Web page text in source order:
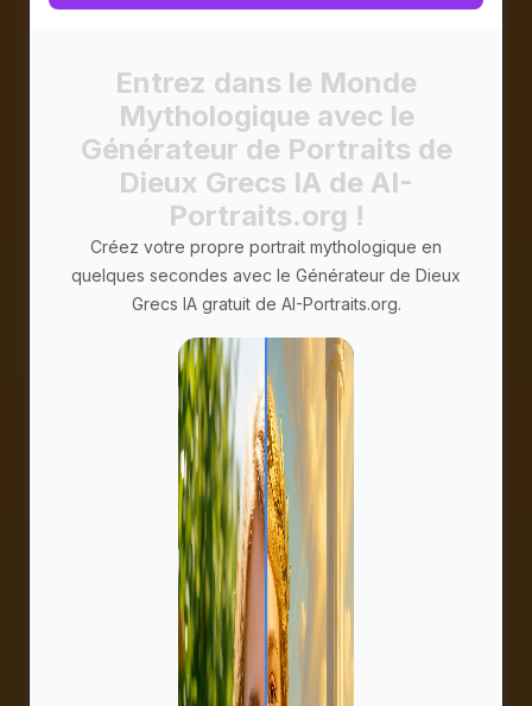
Entrez dans le Monde
Mythologique avec le
Générateur de Portraits de
Dieux Grecs IA de AI-
Portraits.org !
Créez votre propre portrait mythologique en
quelques secondes avec le Générateur de Dieux
Grecs IA gratuit de AI-Portraits.org.